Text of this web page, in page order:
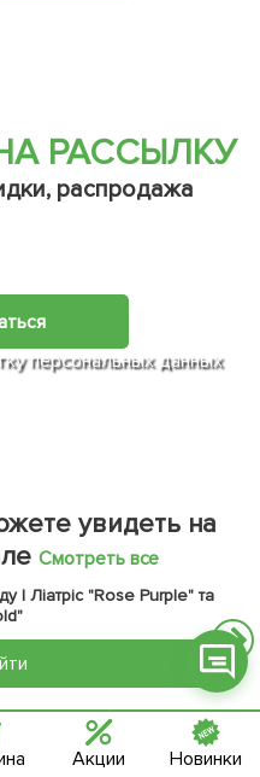
РАССЫЛКУ
распродажа
персональных данных
увидеть на
Смотреть все
| Ліатріс "Rose Purple" та
журнал
села Украины, в том
Фейсбук
Інстаграм
Онлайн чат
Акции Новинки